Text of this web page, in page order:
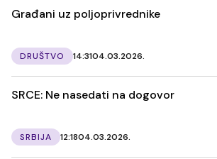
Građani uz poljoprivrednike
DRUŠTVO 14:3104.03.2026.
SRCE: Ne nasedati na dogovor
SRBIJA 12:1804.03.2026.